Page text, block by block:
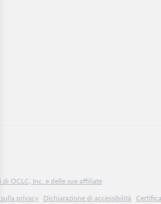
OCLC, Inc. e delle sue affiliate
sulla privacy Dichiarazione di accessibilità